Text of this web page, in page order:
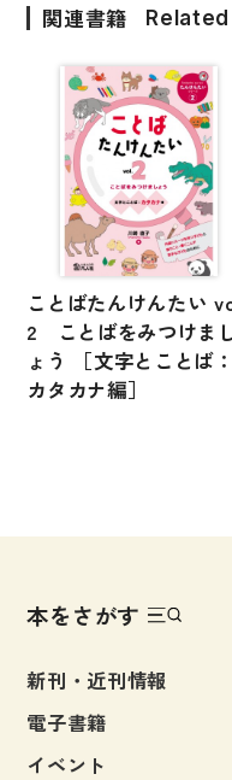
関連書籍
ことばたんけんたい
2 ことばをみつけま
ょう ［文字とことば：
カタカナ編］
本をさがす
新刊・近刊情報
電子書籍
イベント